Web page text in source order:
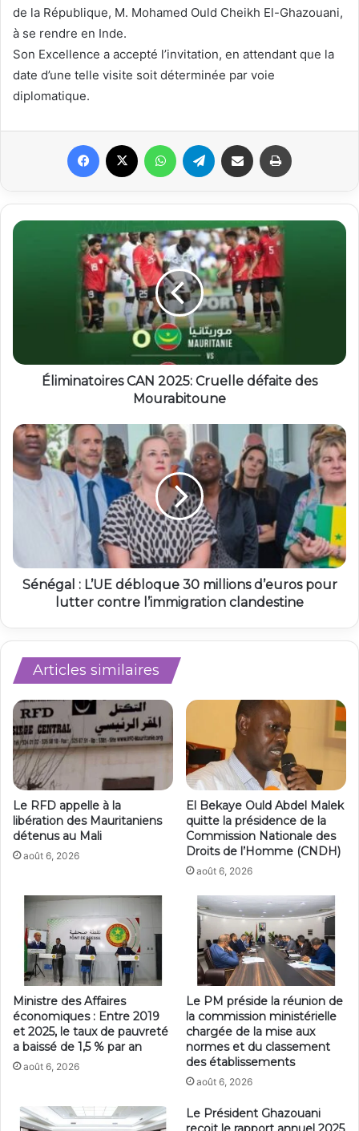
de la République, M. Mohamed Ould Cheikh El-Ghazouani,
à se rendre en Inde.
Son Excellence a accepté l’invitation, en attendant que la
date d’une telle visite soit déterminée par voie
diplomatique.
Facebook WhatsAppTelegram Partager par email
Éliminatoires CAN 2025: Cruelle défaite des
Mourabitoune
Sénégal : L’UE débloque 30 millions d’euros pour
lutter contre l’immigration clandestine
Articles similaires
Le RFD appelle à la
libération des Mauritaniens
détenus au Mali
août 6, 2026
El Bekaye Ould Abdel Malek
quitte la présidence de la
Commission Nationale des
Droits de l’Homme (CNDH)
août 6, 2026
Ministre des Affaires
économiques : Entre 2019
et 2025, le taux de pauvreté
a baissé de 1,5 % par an
août 6, 2026
Le PM préside la réunion de
la commission ministérielle
chargée de la mise aux
normes et du classement
des établissements
août 6, 2026
Le Président Ghazouani